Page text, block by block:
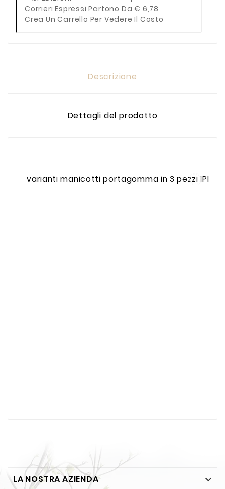
Corrieri Espressi Partono Da € 6,78
Crea Un Carrello Per Vedere Il Costo
Descrizione
Dettagli del prodotto
varianti manicotti portagomma in 3 pezzi
LA NOSTRA AZIENDA 